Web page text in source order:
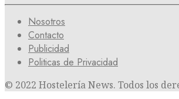
Nosotros
Contacto
Publicidad
Politicas de Privacidad
© 2022 Hostelería News. Todos los